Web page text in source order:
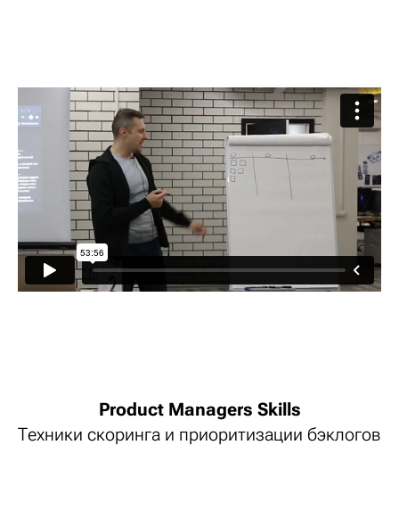
Product Managers Skills
Техники скоринга и приоритизации бэклогов